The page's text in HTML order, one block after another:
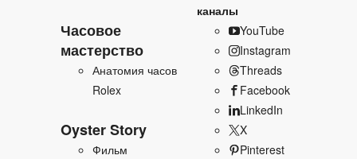
Часовое
мастерство
Анатомия часов
Rolex
Oyster Story
Фильм
каналы
YouTube
Instagram
Threads
Facebook
LinkedIn
X
Pinterest